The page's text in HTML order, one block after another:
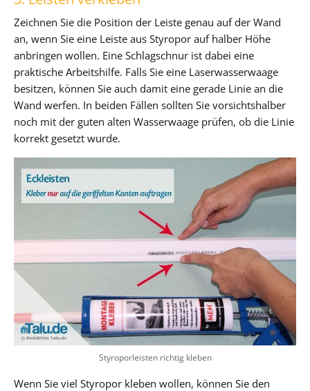
Zeichnen Sie die Position der Leiste genau auf der Wand
an, wenn Sie eine Leiste aus Styropor auf halber Höhe
anbringen wollen. Eine Schlagschnur ist dabei eine
praktische Arbeitshilfe. Falls Sie eine Laserwasserwaage
besitzen, können Sie auch damit eine gerade Linie an die
Wand werfen. In beiden Fällen sollten Sie vorsichtshalber
noch mit der guten alten Wasserwaage prüfen, ob die Linie
korrekt gesetzt wurde.
Styroporleisten richtig kleben
Wenn Sie viel Styropor kleben wollen, können Sie den